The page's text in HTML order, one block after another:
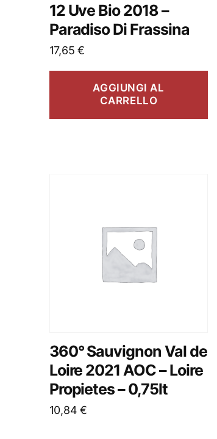
12 Uve Bio 2018 –
Paradiso Di Frassina
17,65€
AGGIUNGI AL
CARRELLO
360° Sauvignon Val de
Loire 2021 AOC – Loire
Propietes – 0,75lt
10,84€